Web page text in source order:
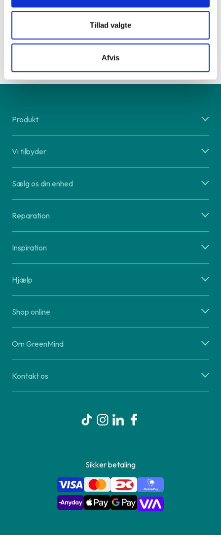
Tillad valgte
Afvis
Find din lokale forretningher
Produkt
Vi tilbyder
Sælg os din enhed
Reparation
Inspiration
Hjælp
Shop online
Om GreenMind
Kontakt os
Sikker betaling